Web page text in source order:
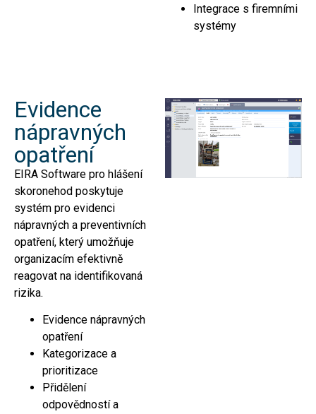
Integrace s firemními
systémy
Evidence
nápravných
opatření
EIRA Software pro hlášení
skoronehod poskytuje
systém pro evidenci
nápravných a preventivních
opatření, který umožňuje
organizacím efektivně
reagovat na identifikovaná
rizika.
Evidence nápravných
opatření
Kategorizace a
prioritizace
Přidělení
odpovědností a